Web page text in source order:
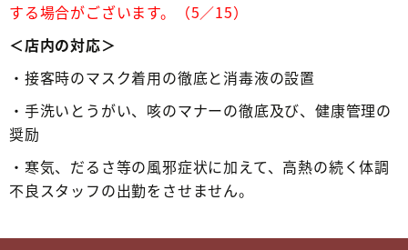
する場合がございます。（5／15）
＜店内の対応＞
・接客時のマスク着用の徹底と消毒液の設置
・手洗いとうがい、咳のマナーの徹底及び、健康管理の
奨励
・寒気、だるさ等の風邪症状に加えて、高熱の続く体調
不良スタッフの出勤をさせません。